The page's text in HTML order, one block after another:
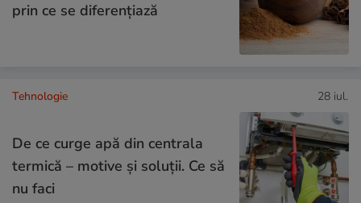
prin ce se diferențiază
Tehnologie 28 iul.
De ce curge apă din centrala
termică – motive și soluții. Ce să
nu faci